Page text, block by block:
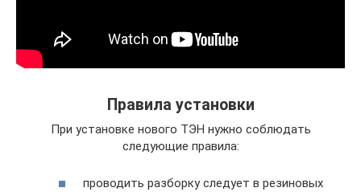
Правила установки
При установке нового ТЭН нужно соблюдать
следующие правила:
проводить разборку следует в резиновых